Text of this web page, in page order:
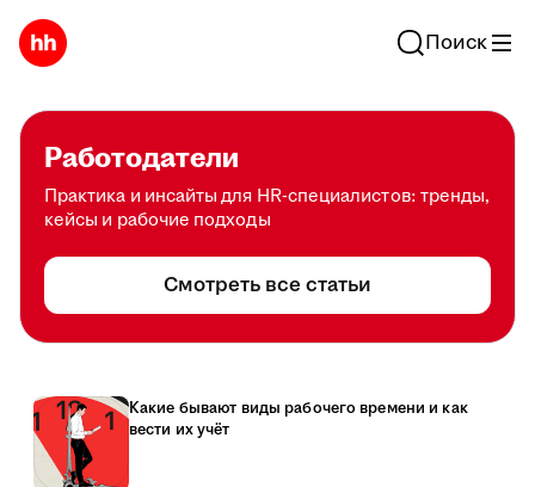
Поиск
Работодатели
Практика и инсайты для HR-специалистов: тренды,
кейсы и рабочие подходы
Смотреть все статьи
Какие бывают виды рабочего времени и как
вести их учёт